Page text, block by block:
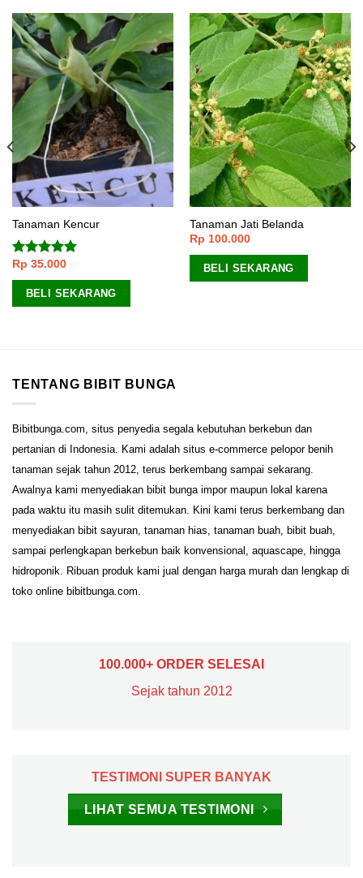
Tanaman Kencur
Dinilai5.00
dari 5
Rp 35.000
BELI SEKARANG
Tanaman Jati Belanda
Rp 100.000
BELI SEKARANG
TENTANG BIBIT BUNGA
Bibitbunga.com, situs penyedia segala kebutuhan berkebun dan
pertanian di Indonesia. Kami adalah situs e-commerce pelopor benih
tanaman sejak tahun 2012, terus berkembang sampai sekarang.
Awalnya kami menyediakan bibit bunga impor maupun lokal karena
pada waktu itu masih sulit ditemukan. Kini kami terus berkembang dan
menyediakan bibit sayuran, tanaman hias, tanaman buah, bibit buah,
sampai perlengkapan berkebun baik konvensional, aquascape, hingga
hidroponik. Ribuan produk kami jual dengan harga murah dan lengkap di
toko online bibitbunga.com.
100.000+ ORDER SELESAI
Sejak tahun 2012
TESTIMONI SUPER BANYAK
LIHAT SEMUA TESTIMONI